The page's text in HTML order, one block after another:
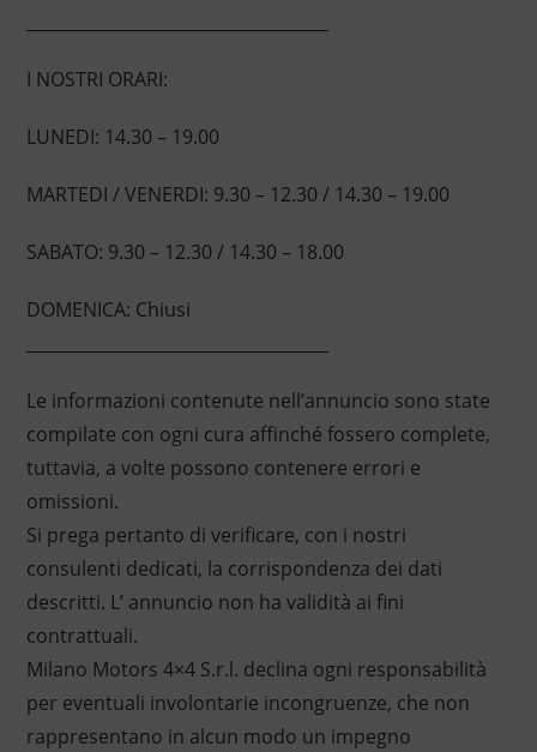
I NOSTRI ORARI:
LUNEDI: 14.30 – 19.00
MARTEDI / VENERDI: 9.30 – 12.30 / 14.30 – 19.00
SABATO: 9.30 – 12.30 / 14.30 – 18.00
DOMENICA: Chiusi
Le informazioni contenute nell’annuncio sono state
compilate con ogni cura affinché fossero complete,
tuttavia, a volte possono contenere errori e
omissioni.
Si prega pertanto di verificare, con i nostri
consulenti dedicati, la corrispondenza dei dati
descritti. L’ annuncio non ha validità ai fini
contrattuali.
Milano Motors 4×4 S.r.l. declina ogni responsabilità
per eventuali involontarie incongruenze, che non
rappresentano in alcun modo un impegno